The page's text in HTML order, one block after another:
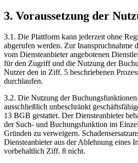
3. Voraussetzung der
3.1. Die Plattform kann jederzeit ohne
abgerufen werden. Zur Inanspruchnahme
vom Diensteanbieter angebotenen
für den Zugriff und die Nutzung der
Nutzer den in Ziff. 5 beschriebenen
durchlaufen.
3.2. Die Nutzung der
ausschließlich unbeschränkt
13 BGB gestattet. Der Diensteanbieter
der Such- und Buchungsfunktion im
Gründen zu verweigern.
Diensteanbieter aus der Ablehnung eines
vorbehaltlich Ziff. 8 nicht.